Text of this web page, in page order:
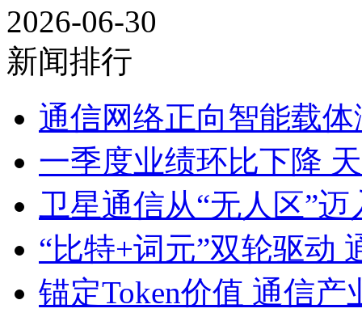
2026-06-30
新闻排行
通信网络正向智能载体
一季度业绩环比下降
卫星通信从“无人区”
“比特+词元”双轮驱动
锚定Token价值 通信